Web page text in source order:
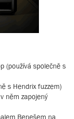
(používá společně s
s Hendrix fuzzem)
něm zapojený
Benešem na